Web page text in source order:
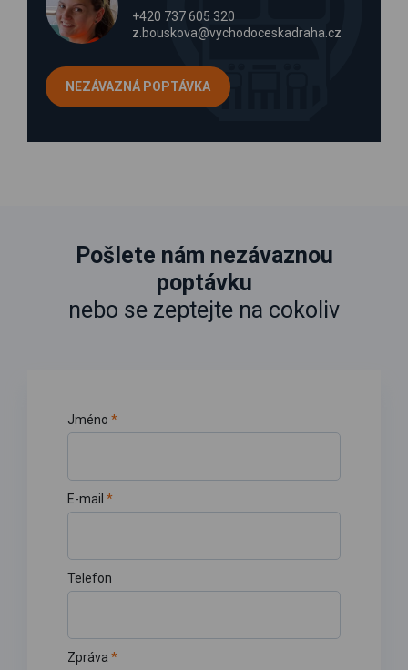
+420 737 605 320
z.bouskova@vychodoceskadraha.cz
NEZÁVAZNÁ POPTÁVKA
Pošlete nám nezávaznou
poptávku
nebo se zeptejte na cokoliv
Jméno *
E-mail *
Telefon
Zpráva *